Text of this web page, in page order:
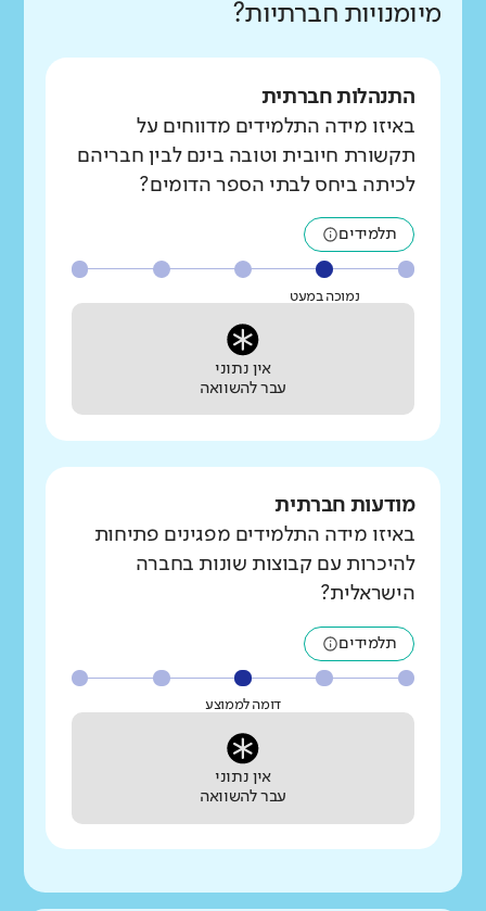
מיומנויות חברתיות?
התנהלות חברתית
באיזו מידה התלמידים מדווחים על
תקשורת חיובית וטובה בינם לבין חבריהם
לכיתה ביחס לבתי הספר הדומים?
תלמידים
נמוכה במעט
אין נתוני
עבר להשוואה
מודעות חברתית
באיזו מידה התלמידים מפגינים פתיחות
להיכרות עם קבוצות שונות בחברה
הישראלית?
תלמידים
דומה לממוצע
אין נתוני
עבר להשוואה